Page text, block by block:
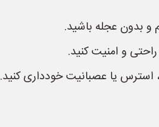
و بدون عجله باشید.
و امنیت کنید.
یا عصبانیت خودداری کنید.